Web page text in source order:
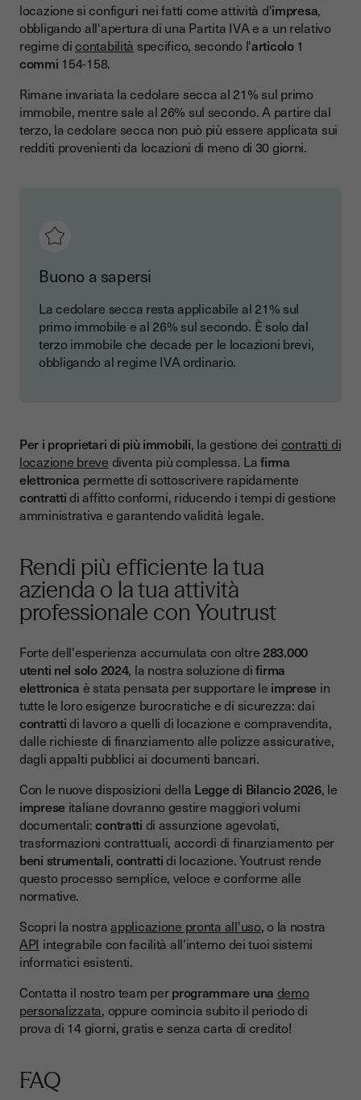
locazione si configuri nei fatti come attività d'impresa,
obbligando all'apertura di una Partita IVA e a un relativo
regime dicontabilità specifico, secondo l'articolo1
commi 154-158.
Rimane invariata la cedolare secca al 21% sul primo
immobile, mentre sale al 26% sul secondo. A partire dal
terzo, la cedolare secca non può più essere applicata sui
redditi provenienti da locazioni di meno di 30 giorni.
Buono a sapersi
La cedolare secca resta applicabile al 21% sul
primo immobile e al 26% sul secondo. È solo dal
terzo immobile che decade per le locazioni brevi,
obbligando al regime IVA ordinario.
Per i proprietari di più immobili, la gestione dei contratti di
locazione breve diventa più complessa. Lafirma
elettronica permette di sottoscrivere rapidamente
contrattidi affitto conformi, riducendo i tempi di gestione
amministrativa e garantendo validità legale.
Rendi più efficiente la tua
azienda o la tua attività
professionale con Youtrust
Forte dell'esperienza accumulata con oltre283.000
utenti nel solo 2024, la nostra soluzione difirma
elettronica è stata pensata per supportare le imprese in
tutte le loro esigenze burocratiche e di sicurezza: dai
contrattidi lavoro a quelli di locazione e compravendita,
dalle richieste di finanziamento alle polizze assicurative,
dagli appalti pubblici ai documenti bancari.
Con le nuove disposizioni della Legge di Bilancio 2026, le
imprese italiane dovranno gestire maggiori volumi
documentali:contratti di assunzione agevolati,
trasformazioni contrattuali, accordi di finanziamento per
beni strumentali,contrattidi locazione. Youtrust rende
questo processo semplice, veloce e conforme alle
normative.
Scopri la nostraapplicazione pronta all'uso, o la nostra
API integrabile con facilità all'interno dei tuoi sistemi
informatici esistenti.
Contatta il nostro team perprogrammare una demo
personalizzata, oppure comincia subito il periodo di
prova di 14 giorni, gratis e senza carta di credito!
FAQ